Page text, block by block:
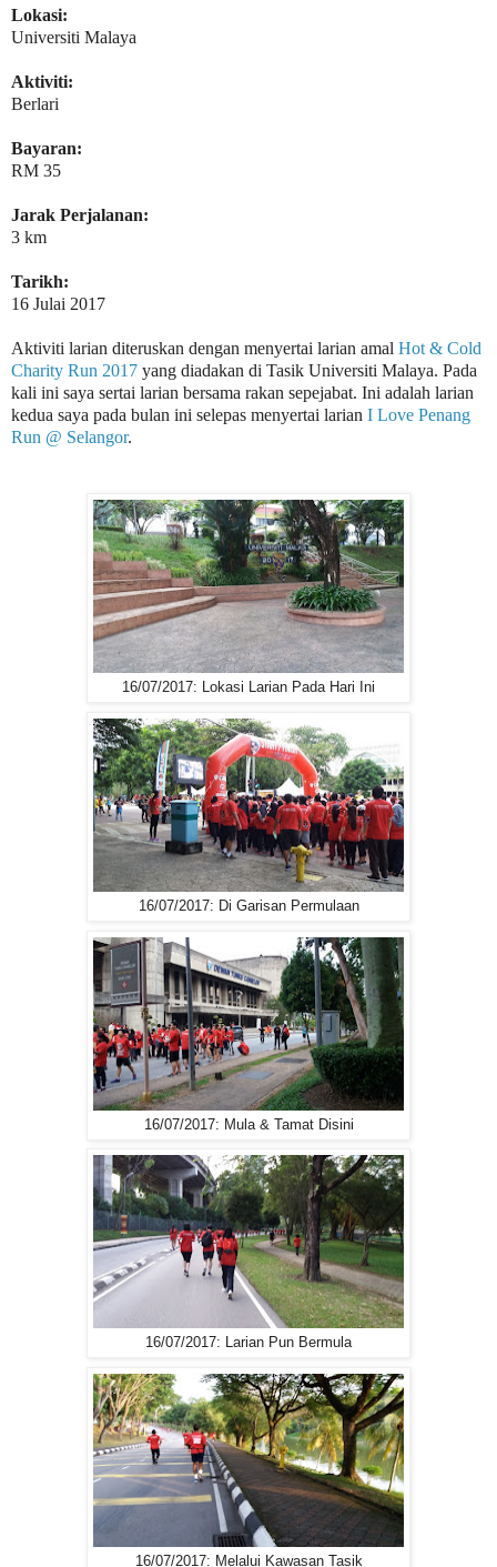
Lokasi:
Universiti Malaya
Aktiviti:
Berlari
Bayaran:
RM 35
Jarak Perjalanan:
3 km
Tarikh:
16 Julai 2017
Aktiviti larian diteruskan dengan menyertai larian amal Hot & Cold
Charity Run 2017 yang diadakan di Tasik Universiti Malaya. Pada
kali ini saya sertai larian bersama rakan sepejabat. Ini adalah larian
kedua saya pada bulan ini selepas menyertai larian I Love Penang
Run @ Selangor.
16/07/2017: Lokasi Larian Pada Hari Ini
16/07/2017: Di Garisan Permulaan
16/07/2017: Mula & Tamat Disini
16/07/2017: Larian Pun Bermula
16/07/2017: Melalui Kawasan Tasik